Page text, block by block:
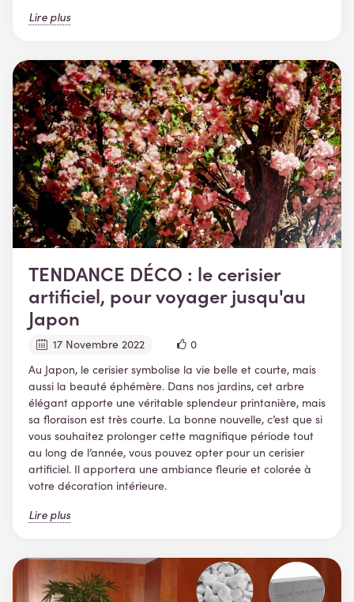
Lire plus
TENDANCE DÉCO : le cerisier
artificiel, pour voyager jusqu'au
Japon
17 Novembre 2022
0
Au Japon, le cerisier symbolise la vie belle et courte, mais
aussi la beauté éphémère. Dans nos jardins, cet arbre
élégant apporte une véritable splendeur printanière, mais
sa floraison est très courte. La bonne nouvelle, c’est que si
vous souhaitez prolonger cette magnifique période tout
au long de l’année, vous pouvez opter pour un cerisier
artificiel. Il apportera une ambiance fleurie et colorée à
votre décoration intérieure.
Lire plus